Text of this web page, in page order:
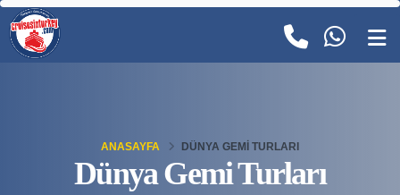
Dünya Gemi Turları
ANASAYFA DÜNYA GEMI TURLARI